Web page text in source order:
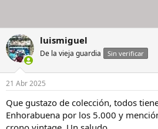
luismiguel
De la vieja guardia Sin verificar
21 Abr 2025
Que gustazo de colección, todos
Enhorabuena por los 5.000 y